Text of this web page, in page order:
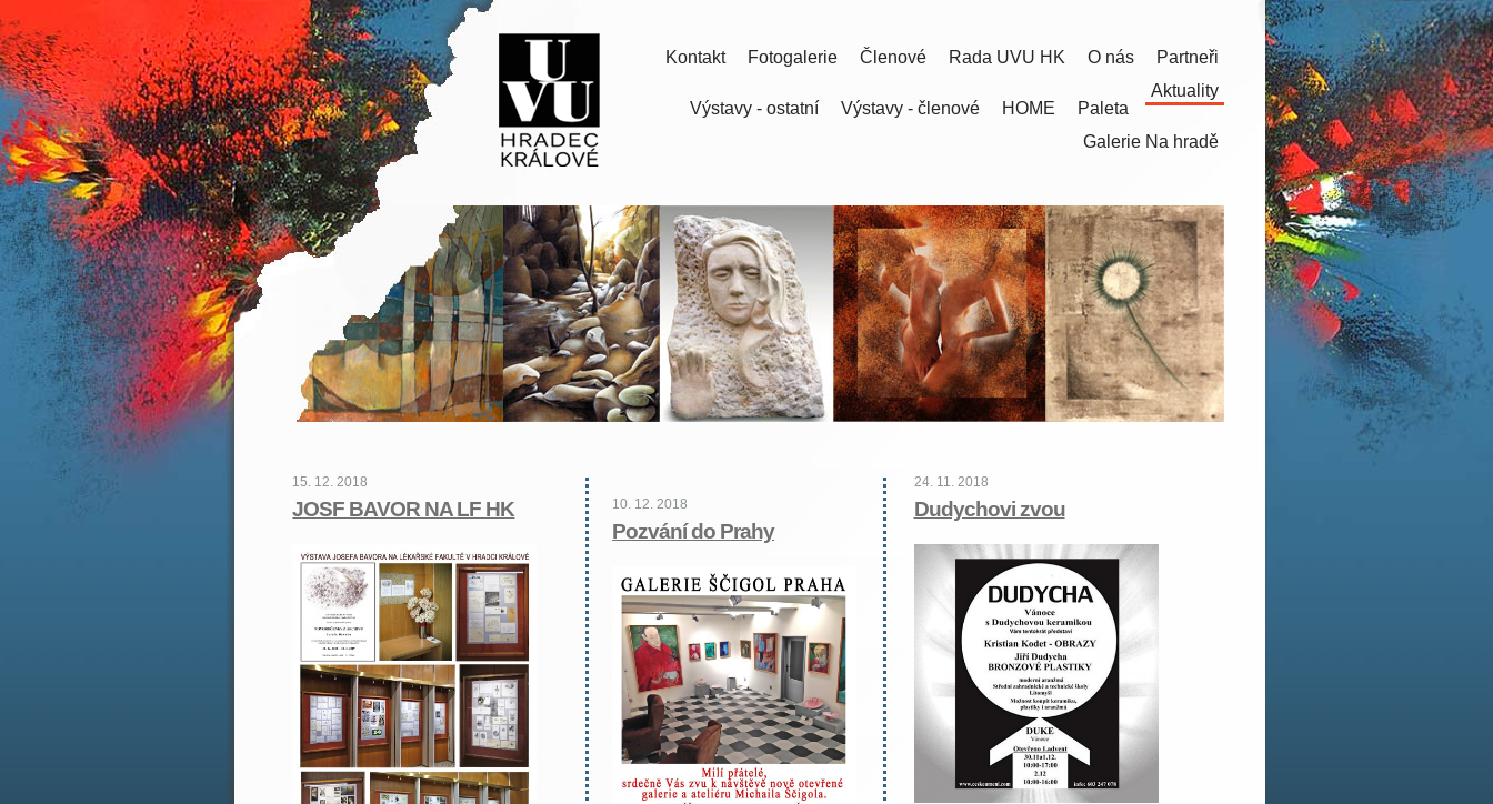
Partneři
O nás
Rada UVU HK
Členové
Fotogalerie
Kontakt
Aktuality
Paleta
HOME
Výstavy - členové
Výstavy - ostatní
Galerie Na hradě
15. 12. 2018
JOSF BAVOR NA LF HK
24. 11. 2018
Dudychovi zvou
10. 12. 2018
Pozvání do Prahy